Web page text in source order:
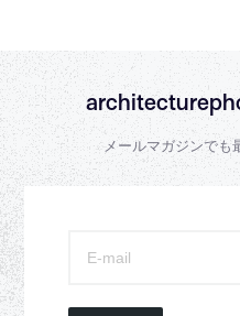
メールマガジンでも